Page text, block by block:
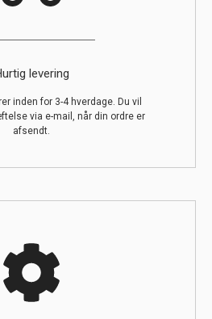
levering
inden for 3-4 hverdage. Du vil
via e-mail, når din ordre er
afsendt.